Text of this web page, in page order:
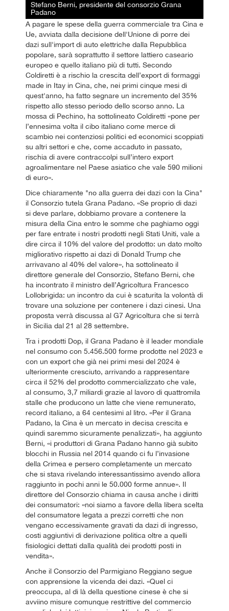
Stefano Berni, presidente del consorzio Grana
Padano
A pagare le spese della guerra commerciale tra Cina e
Ue, avviata dalla decisione dell'Unione di porre dei
dazi sull'import di auto elettriche dalla Repubblica
popolare, sarà soprattutto il settore lattiero caseario
europeo e quello italiano più di tutti. Secondo
Coldiretti è a rischio la crescita dell’export di formaggi
made in Itay in Cina, che, nei primi cinque mesi di
quest'anno, ha fatto segnare un incremento del 35%
rispetto allo stesso periodo dello scorso anno. La
mossa di Pechino, ha sottolineato Coldiretti «pone per
l’ennesima volta il cibo italiano come merce di
scambio nei contenziosi politici ed economici scoppiati
su altri settori e che, come accaduto in passato,
rischia di avere contraccolpi sull’intero export
agroalimentare nel Paese asiatico che vale 590 milioni
di euro».
Dice chiaramente "no alla guerra dei dazi con la Cina"
il Consorzio tutela Grana Padano. «Se proprio di dazi
si deve parlare, dobbiamo provare a contenere la
misura della Cina entro le somme che paghiamo oggi
per fare entrate i nostri prodotti negli Stati Uniti, vale a
dire circa il 10% del valore del prodotto: un dato molto
migliorativo rispetto ai dazi di Donald Trump che
arrivavano al 40% del valore», ha sottolineato il
direttore generale del Consorzio, Stefano Berni, che
ha incontrato il ministro dell’Agricoltura Francesco
Lollobrigida: un incontro da cui è scaturita la volontà di
trovare una soluzione per contenere i dazi cinesi. Una
proposta verrà discussa al G7 Agricoltura che si terrà
in Sicilia dal 21 al 28 settembre.
Tra i prodotti Dop, il Grana Padano è il leader mondiale
nel consumo con 5.456.500 forme prodotte nel 2023 e
con un export che già nei primi mesi del 2024 è
ulteriormente cresciuto, arrivando a rappresentare
circa il 52% del prodotto commercializzato che vale,
al consumo, 3,7 miliardi grazie al lavoro di quattromila
stalle che producono un latte che viene remunerato,
record italiano, a 64 centesimi al litro. «Per il Grana
Padano, la Cina è un mercato in decisa crescita e
quindi saremmo sicuramente penalizzati», ha aggiunto
Berni, «i produttori di Grana Padano hanno già subito
blocchi in Russia nel 2014 quando ci fu l’invasione
della Crimea e persero completamente un mercato
che si stava rivelando interessantissimo avendo allora
raggiunto in pochi anni le 50.000 forme annue». Il
direttore del Consorzio chiama in causa anche i diritti
dei consumatori: «noi siamo a favore della libera scelta
del consumatore legata a prezzi corretti che non
vengano eccessivamente gravati da dazi di ingresso,
costi aggiuntivi di derivazione politica oltre a quelli
fisiologici dettati dalla qualità dei prodotti posti in
vendita».
Anche il Consorzio del Parmigiano Reggiano segue
con apprensione la vicenda dei dazi. «Quel ci
preoccupa, al di là della questione cinese è che si
avviino misure comunque restrittive del commercio